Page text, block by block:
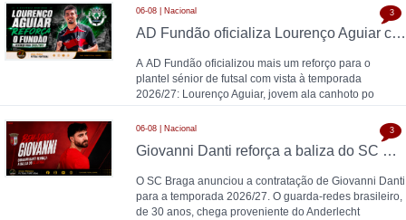
06-08 | Nacional
AD Fundão oficializa Lourenço Aguiar como reforço para 2026/27
A AD Fundão oficializou mais um reforço para o
plantel sénior de futsal com vista à temporada
2026/27: Lourenço Aguiar, jovem ala canhoto po
3
06-08 | Nacional
Giovanni Danti reforça a baliza do SC Braga
O SC Braga anunciou a contratação de Giovanni Danti
para a temporada 2026/27. O guarda-redes brasileiro,
de 30 anos, chega proveniente do Anderlecht
3